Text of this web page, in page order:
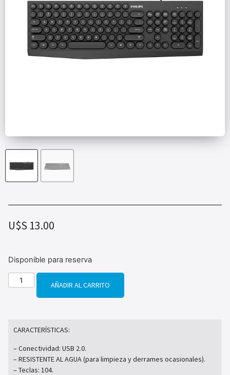
U$S 13.00
Disponible para reserva
AÑADIR AL CARRITO
CARACTERÍSTICAS:
– Conectividad: USB 2.0.
– RESISTENTE AL AGUA (para limpieza y derrames ocasionales).
– Teclas: 104.